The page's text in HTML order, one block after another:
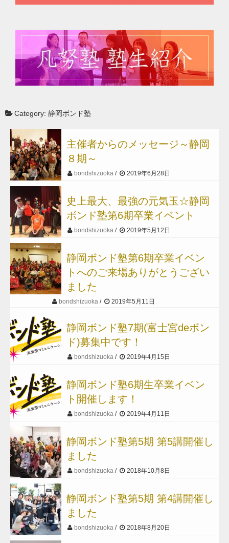
Category: 静岡ボンド塾
主催者からのメッセージ～静岡
８期～
bondshizuoka 2019年6月28日
史上最大、最強の元気玉☆静岡
ボンド塾第6期卒業イベント
bondshizuoka 2019年5月12日
静岡ボンド塾第6期卒業イベン
トへのご来場ありがとうござい
ました
bondshizuoka 2019年5月11日
静岡ボンド塾7期(富士宮deボン
ド)募集中です！
bondshizuoka 2019年4月15日
静岡ボンド塾6期生卒業イベン
ト開催します！
bondshizuoka 2019年4月11日
静岡ボンド塾第5期 第5講開催し
ました
bondshizuoka 2018年10月8日
静岡ボンド塾第5期 第4講開催し
ました
bondshizuoka 2018年8月20日